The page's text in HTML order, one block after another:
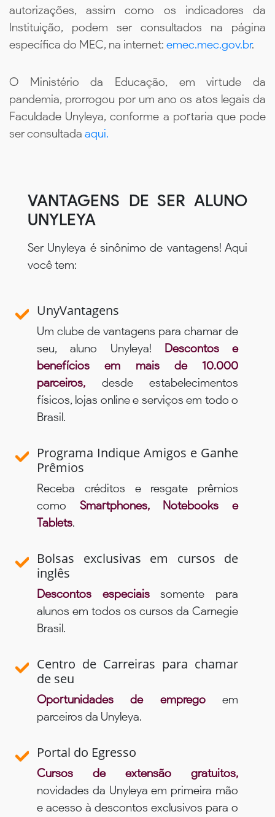
autorizações, assim como os indicadores da
Instituição, podem ser consultados na página
específica do MEC, na internet: emec.mec.gov.br.
O Ministério da Educação, em virtude da
pandemia, prorrogou por um ano os atos legais da
Faculdade Unyleya, conforme a portaria que pode
ser consultada aqui.
VANTAGENS DE SER ALUNO
UNYLEYA
Ser Unyleya é sinônimo de vantagens! Aqui
você tem:
UnyVantagens
Um clube de vantagens para chamar de
seu, aluno Unyleya! Descontos e
benefícios em mais de 10.000
parceiros, desde estabelecimentos
físicos, lojas online e serviços em todo o
Brasil.
Programa Indique Amigos e Ganhe
Prêmios
Receba créditos e resgate prêmios
como Smartphones, Notebooks e
Tablets.
Bolsas exclusivas em cursos de
inglês
Descontos especiaissomente para
alunos em todos os cursos da Carnegie
Brasil.
Centro de Carreiras para chamar
de seu
Oportunidades de empregoem
parceiros da Unyleya.
Portal do Egresso
Cursos de extensão gratuitos,
novidades da Unyleya em primeira mão
e acesso à descontos exclusivos para o